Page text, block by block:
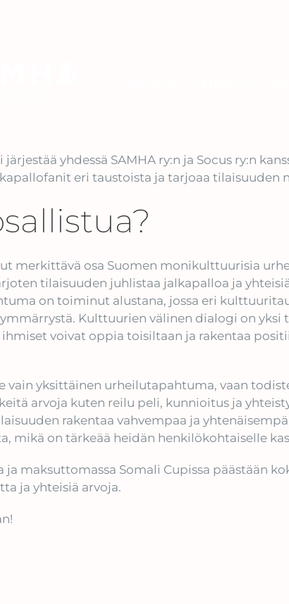
yhdessä SAMHA ry:n ja Socus ry:n
eri taustoista ja tarjoaa tilaisuuden
merkittävä osa Suomen monikulttuurisia
tilaisuuden juhlistaa jalkapalloa ja
on toiminut alustana, jossa eri
Kulttuurien välinen dialogi on
voivat oppia toisiltaan ja rakentaa
vain yksittäinen urheilutapahtuma, vaan
arvoja kuten reilu peli, kunnioitus ja
rakentaa vahvempaa ja
mikä on tärkeää heidän henkilökohtaiselle
ja maksuttomassa Somali Cupissa päästään
ja yhteisiä arvoja.